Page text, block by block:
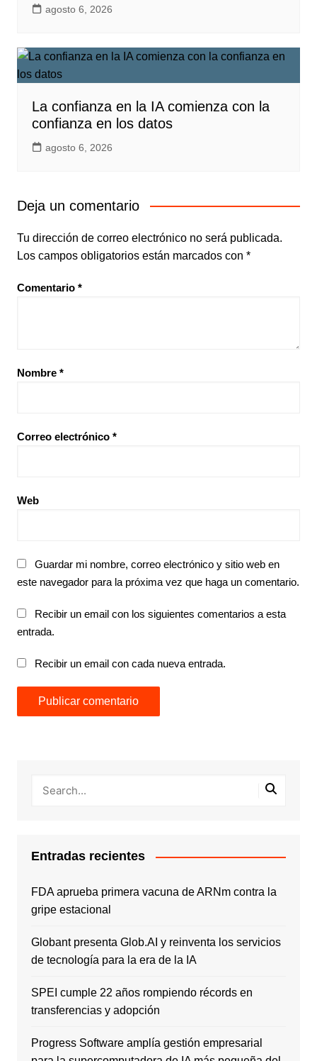
agosto 6, 2026
La confianza en la IA comienza con la
confianza en los datos
agosto 6, 2026
Deja un comentario
Tu dirección de correo electrónico no será publicada.
Los campos obligatorios están marcados con *
Comentario *
Nombre *
Correo electrónico *
Web
Guardar mi nombre, correo electrónico y sitio web en
este navegador para la próxima vez que haga un comentario.
Recibir un email con los siguientes comentarios a esta
entrada.
Recibir un email con cada nueva entrada.
Entradas recientes
FDA aprueba primera vacuna de ARNm contra la
gripe estacional
Globant presenta Glob.AI y reinventa los servicios
de tecnología para la era de la IA
SPEI cumple 22 años rompiendo récords en
transferencias y adopción
Progress Software amplía gestión empresarial